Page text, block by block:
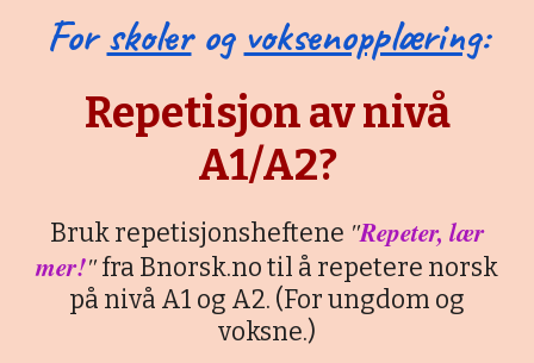
Forskolerog voksenopplæring:
Repetisjon av nivå
A1/A2?
Bruk repetisjonsheftene "Repeter, lær
mer!"fra Bnorsk.no til å repetere norsk
på nivå A1 og A2. (For ungdom og
voksne.)